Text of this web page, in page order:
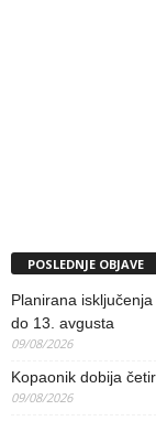
POSLEDNJE OBJAVE
Planirana
do 13. avgusta
09/08/2026
Kopaonik dobija
09/08/2026